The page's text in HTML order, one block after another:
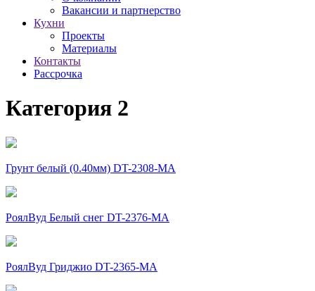
Вакансии и партнерство
Кухни
Проекты
Материалы
Контакты
Рассрочка
Категория 2
Грунт белый (0.40мм) DT-2308-MA
РоялВуд Белый снег DT-2376-МА
РоялВуд Гриджио DT-2365-MA